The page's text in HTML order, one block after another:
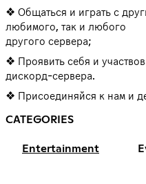
❖ Общаться и играть с
любимого, так и любого
другого сервера;
❖ Проявить себя и
дискорд-сервера.
❖ Присоединяйся к нам и
CATEGORIES
Entertainment